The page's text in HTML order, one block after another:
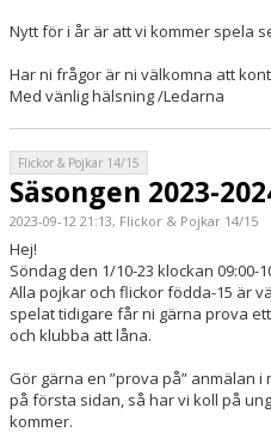
Nytt för i år är att vi kommer spela
Har ni frågor är ni välkomna att
Med vänlig hälsning /Ledarna
Flickor & Pojkar 14/15
Säsongen 2023-
2023-09-12 21:13, Flickor & Pojkar 14/15
Hej!
Söndag den 1/10-23 klockan 09:00-
Alla pojkar och flickor födda-15 är
spelat tidigare får ni gärna prova
och klubba att låna.
Gör gärna en ”prova på” anmälan i
på första sidan, så har vi koll på
kommer.